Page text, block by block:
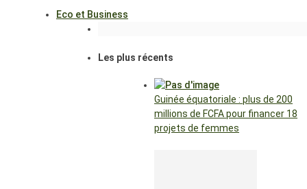
Eco et Business
Les plus récents
Guinée équatoriale : plus de 200
millions de FCFA pour financer 18
projets de femmes